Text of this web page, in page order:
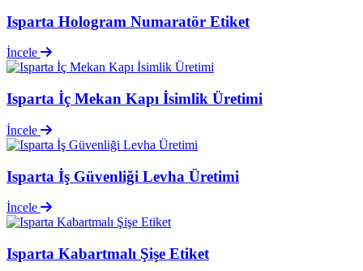
Isparta Hologram Numaratör Etiket
İncele
Isparta İç Mekan Kapı İsimlik Üretimi
İncele
Isparta İş Güvenliği Levha Üretimi
İncele
Isparta Kabartmalı Şişe Etiket